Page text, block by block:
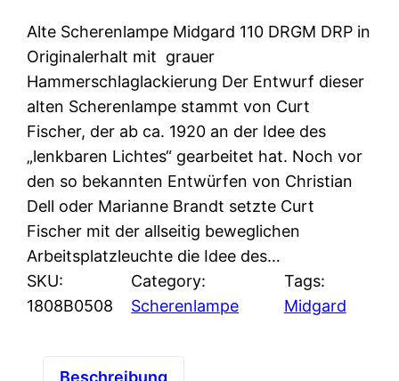
Alte Scherenlampe Midgard 110 DRGM DRP in
Originalerhalt mit grauer
Hammerschlaglackierung Der Entwurf dieser
alten Scherenlampe stammt von Curt
Fischer, der ab ca. 1920 an der Idee des
„lenkbaren Lichtes“ gearbeitet hat. Noch vor
den so bekannten Entwürfen von Christian
Dell oder Marianne Brandt setzte Curt
Fischer mit der allseitig beweglichen
Arbeitsplatzleuchte die Idee des…
SKU:
1808B0508
Category:
Scherenlampe
Tags:
Midgard
Beschreibung